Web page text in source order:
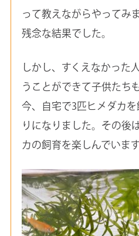
って教えながらやってみ
残念な結果でした。
しかし、すくえなかった
うことができて子供たち
今、自宅で3匹ヒメダカ
りになりました。その後
カの飼育を楽しんでいます